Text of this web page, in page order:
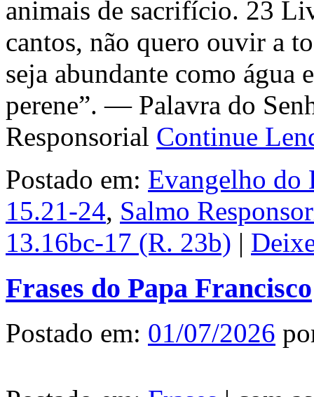
animais de sacrifício. 23
cantos, não quero ouvir a
seja abundante como água
perene”. — Palavra do
Responsorial Continue
Postado em: Evangelho do
15.21-24, Salmo
13.16bc-17 (R. 23b) |
Frases do Papa Francisco
Postado em: 01/07/2026